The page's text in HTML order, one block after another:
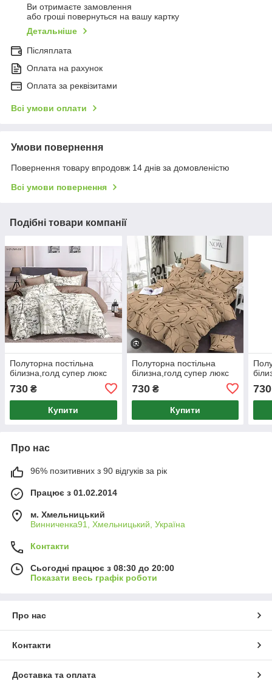
Ви отримаєте замовлення
або гроші повернуться на вашу картку
Детальніше
Післяплата
Оплата на рахунок
Оплата за реквізитами
Всі умови оплати
Умови повернення
Повернення товару впродовж 14 днів за домовленістю
Всі умови повернення
Подібні товари компанії
Полуторна постільна
білизна,голд супер люкс
730 ₴
Купити
Полуторна постільна
білизна,голд супер люкс
730₴
Купити
730
Про нас
96% позитивних з 90 відгуків за рік
Працює з 01.02.2014
м. Хмельницький
Винниченка91, Хмельницький, Україна
Контакти
Сьогодні працює з 08:30 до 20:00
Показати весь графік роботи
Про нас
Контакти
Доставка та оплата